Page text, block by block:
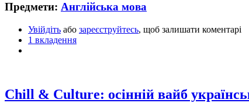
Предмети: Англійська мова
Увійдіть або зареєструйтесь, щоб залишати коментарі
1 вкладення
Chill & Culture: осінній вайб